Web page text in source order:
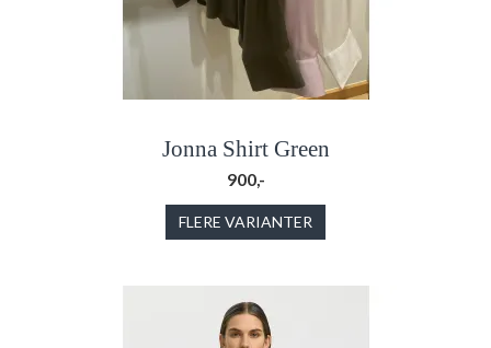
Jonna Shirt Green
900,-
FLERE VARIANTER